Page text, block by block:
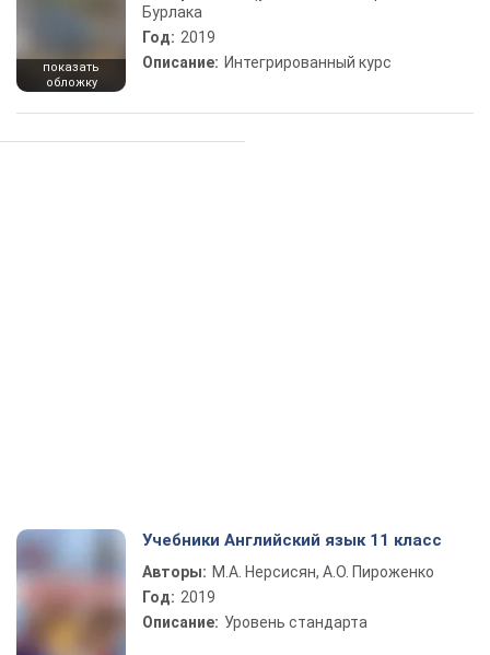
показать
обложку
Бурлака
Год: 2019
Описание: Интегрированный курс
Учебники Английский язык 11 класс
Авторы: М.А. Нерсисян, А.О. Пироженко
Год: 2019
Описание: Уровень стандарта